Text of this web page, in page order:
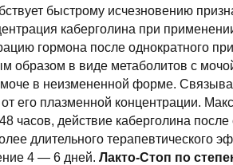
быстрому исчезновению
каберголина при
гормона после однократного
образом в виде метаболитов с
в неизмененной форме.
от его плазменной концентрации.
часов, действие каберголина
длительного терапевтического
4 — 6 дней. Лакто-Стоп по